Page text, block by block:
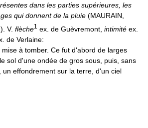
dans les parties supérieures, les
qui donnent de la pluie (MAURAIN,
V. flèche1 ex. de Guèvremont, intimité ex.
de Verlaine:
mise à tomber. Ce fut d'abord de larges
sol d'une ondée de gros sous, puis, sans
un effondrement sur la terre, d'un ciel